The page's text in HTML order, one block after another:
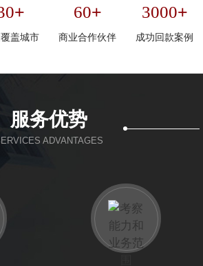
+
盖城市
60+
商业合作伙伴
3000+
成功回款案例
服务优势
ADVANTAGES